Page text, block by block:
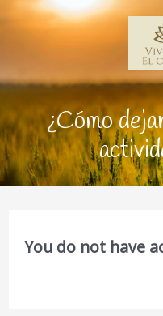
¿Cómo
You do not have